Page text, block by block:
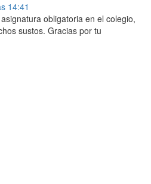
14:41
obligatoria en el colegio,
sustos. Gracias por tu